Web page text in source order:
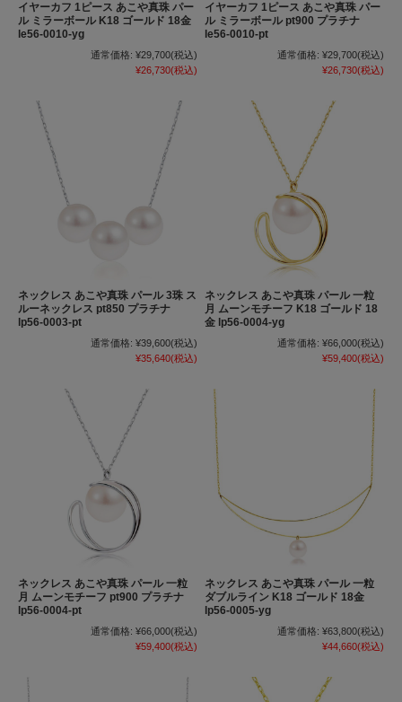
イヤーカフ 1ピース あこや真珠 パー
ル ミラーボール K18 ゴールド 18金
le56-0010-yg
通常価格: ¥29,700(税込)
¥26,730(税込)
イヤーカフ 1ピース あこや真珠 パー
ル ミラーボール pt900 プラチナ
le56-0010-pt
通常価格: ¥29,700(税込)
¥26,730(税込)
ネックレス あこや真珠 パール 3珠 ス
ルーネックレス pt850 プラチナ
lp56-0003-pt
通常価格: ¥39,600(税込)
¥35,640(税込)
ネックレス あこや真珠 パール 一粒
月 ムーンモチーフ K18 ゴールド 18
金 lp56-0004-yg
通常価格: ¥66,000(税込)
¥59,400(税込)
ネックレス あこや真珠 パール 一粒
月 ムーンモチーフ pt900 プラチナ
lp56-0004-pt
通常価格: ¥66,000(税込)
¥59,400(税込)
ネックレス あこや真珠 パール 一粒
ダブルライン K18 ゴールド 18金
lp56-0005-yg
通常価格: ¥63,800(税込)
¥44,660(税込)